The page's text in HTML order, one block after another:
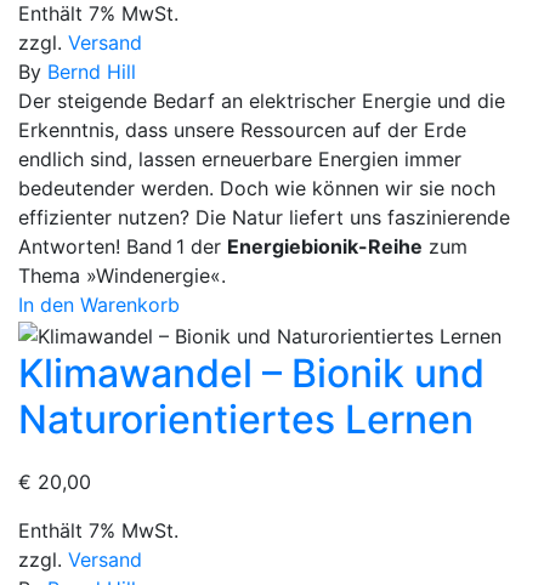
Enthält 7% MwSt.
zzgl. Versand
By Bernd Hill
Der steigende Bedarf an elektrischer Energie und die
Erkenntnis, dass unsere Ressourcen auf der Erde
endlich sind, lassen erneuerbare Energien immer
bedeutender werden. Doch wie können wir sie noch
effizienter nutzen? Die Natur liefert uns faszinierende
Antworten! Band 1 der Energiebionik-Reihe zum
Thema »Windenergie«.
In den Warenkorb
Klimawandel – Bionik und
Naturorientiertes Lernen
€ 20,00
Enthält 7% MwSt.
zzgl. Versand